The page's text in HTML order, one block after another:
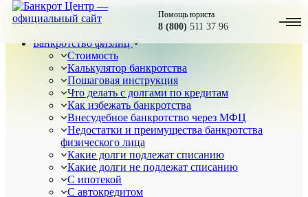
Помощь юриста
8 (800) 511 37 96
Банкротство физлиц
Стоимость
Калькулятор банкротства
Пошаговая инструкция
Что делать с долгами по кредитам
Как избежать банкротства
Внесудебное банкротство через МФЦ
Недостатки и преимущества банкротства
физического лица
Какие долги подлежат списанию
Какие долги не подлежат списанию
С ипотекой
С автокредитом